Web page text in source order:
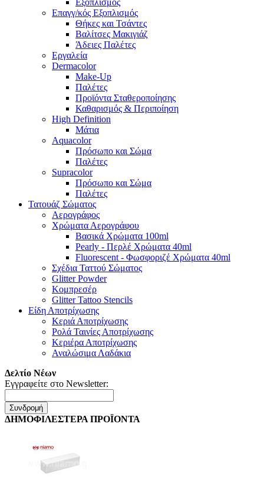
Εξοπλισμός
Επαγγ/κός Εξοπλισμός
Θήκες και Τσάντες
Βαλίτσες Μακιγιάζ
Άδειες Παλέτες
Εργαλεία
Dermacolor
Make-Up
Παλέτες
Προϊόντα Σταθεροποίησης
Καθαρισμός & Περιποίηση
High Definition
Μάτια
Aquacolor
Πρόσωπο και Σώμα
Παλέτες
Supracolor
Πρόσωπο και Σώμα
Παλέτες
Τατουάζ Σώματος
Αερογράφος
Χρώματα Αερογράφου
Βασικά Χρώματα 100ml
Pearly - Περλέ Χρώματα 40ml
Fluorescent - Φωσφοριζέ Χρώματα 40ml
Σχέδια Ταττού Σώματος
Glitter Powder
Κομπρεσέρ
Glitter Tattoo Stencils
Είδη Αποτρίχωσης
Κεριά Αποτρίχωσης
Ρολά Ταινίες Αποτρίχωσης
Κεριέρα Αποτρίχωσης
Αναλώσιμα Λαδάκια
Δελτίο Νέων
Εγγραφείτε στο Newsletter:
Συνδρομή
ΔΗΜΟΦΙΛΕΣΤΕΡΑ ΠΡΟΪΟΝΤΑ